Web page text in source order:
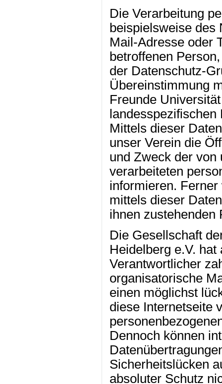
Die Verarbeitung
beispielsweise des
Mail-Adresse oder
betroffenen
der Datenschutz-
Übereinstimmung
Freunde
landesspezifischen
Mittels dieser
unser Verein die
und Zweck der von
verarbeiteten
informieren.
mittels dieser
ihnen zustehenden
Die Gesellschaft
Heidelberg e.V.
Verantwortlicher
organisatorische
einen möglichst
diese Internetseite
Dennoch können
Sicherheitslücken
absoluter Schutz